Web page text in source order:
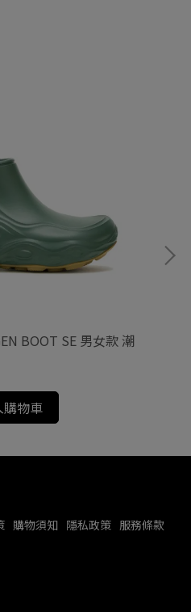
BOOT SE 男女款 潮
購物車
購物須知 隱私政策 服務條款